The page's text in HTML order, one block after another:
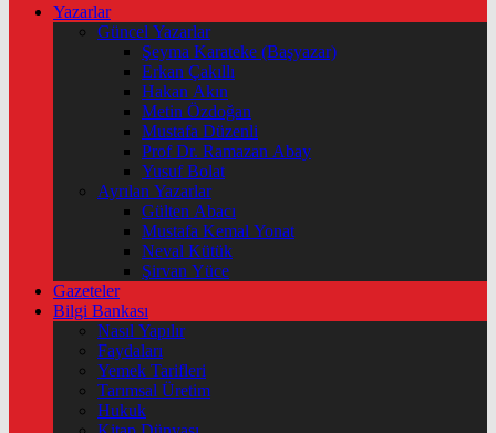
Yazarlar
Güncel Yazarlar
Şeyma Karateke (Başyazar)
Erkan Çakıllı
Hakan Akın
Metin Özdoğan
Mustafa Düzenli
Prof Dr. Ramazan Abay
Yusuf Bolat
Ayrılan Yazarlar
Gülten Abacı
Mustafa Kemal Yonat
Neval Kütük
Şirvan Yüce
Gazeteler
Bilgi Bankası
Nasıl Yapılır
Faydaları
Yemek Tarifleri
Tarımsal Üretim
Hukuk